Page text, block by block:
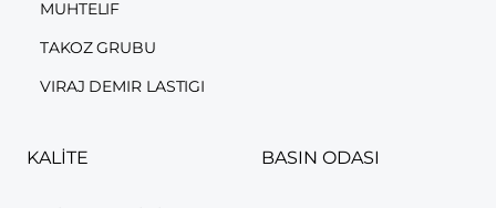
MUHTELIF
TAKOZ GRUBU
VIRAJ DEMIR LASTIGI
KALİTE BASIN ODASI